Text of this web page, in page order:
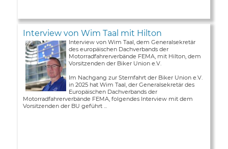
Interview von Wim Taal mit Hilton
Interview von Wim Taal, dem Generalsekretär
des europäischen Dachverbands der
Motorradfahrerverbände FEMA, mit Hilton, dem
Vorsitzenden der Biker Union e.V.
Im Nachgang zur Sternfahrt der Biker Union e.V.
in 2025 hat Wim Taal, der Generalsekretär des
Europäischen Dachverbands der
Motorradfahrerverbände FEMA, folgendes Interview mit dem
Vorsitzenden der BU geführt ...